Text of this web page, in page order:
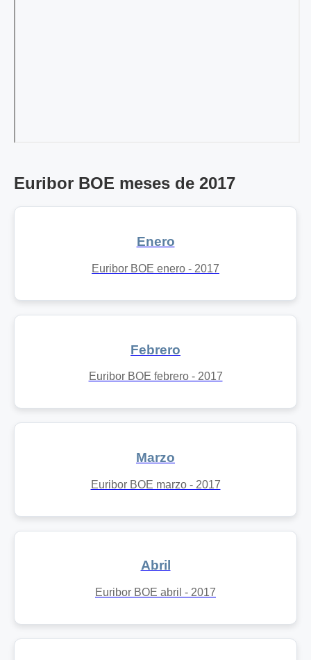
Euribor BOE meses de 2017
Enero
Euribor BOE enero - 2017
Febrero
Euribor BOE febrero - 2017
Marzo
Euribor BOE marzo - 2017
Abril
Euribor BOE abril - 2017